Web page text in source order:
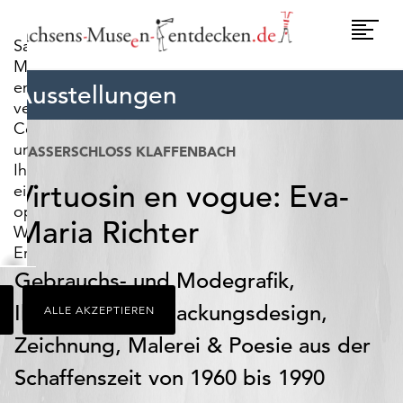
Sachsens-
Museen-
entdecken.de
verwendet
Cookies,
um
Ihnen
ein
optimales
Webseiten-
Erlebnis
zu
bieten.
Dazu
zählen
Cookies,
die
ALLE AKZEPTIEREN
Ausstellungen
WASSERSCHLOSS KLAFFENBACH
Virtuosin en vogue: Eva-
Maria Richter
Gebrauchs- und Modegrafik,
Illustration, Verpackungsdesign,
Zeichnung, Malerei & Poesie aus der
Schaffenszeit von 1960 bis 1990